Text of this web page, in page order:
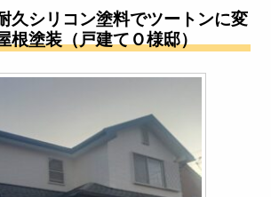
久シリコン塗料でツートンに変
根塗装（戸建てＯ様邸）